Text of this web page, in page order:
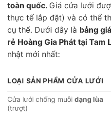
toàn quốc. Giá cửa lưới
thực tế lắp đặt) và có thể
cụ thể. Dưới đây là bảng
rẻ Hoàng Gia Phát tại Tam
nhật mới nhất:
LOẠI SẢN PHẨM CỬA LƯỚI
Cửa lưới chống muỗi dạng lùa
(trượt)